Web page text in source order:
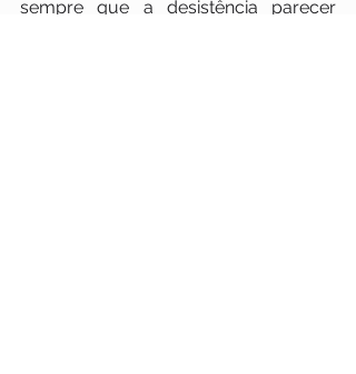
sempre que a desistência parecer